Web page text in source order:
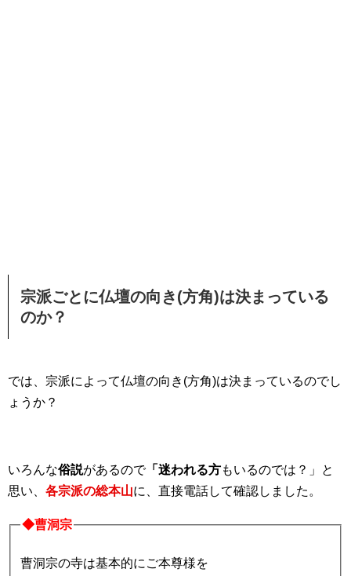
宗派ごとに仏壇の向き(方角)は決まっている
のか？
では、宗派によって仏壇の向き(方角)は決まっているのでし
ょうか？
いろんな俗説があるので「迷われる方もいるのでは？」と
思い、 各宗派の総本山に、直接電話して確認しました。
◆曹洞宗
曹洞宗の寺は基本的にご本尊様を